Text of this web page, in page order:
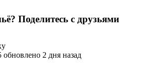
Поделитесь с друзьями
2 дня назад